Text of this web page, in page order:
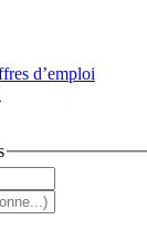
d’emploi